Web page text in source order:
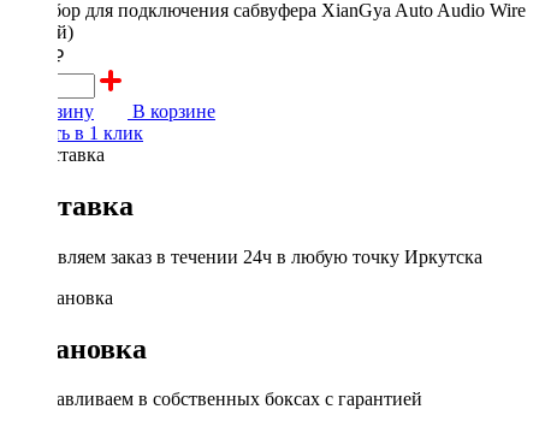
1000 ₽
В корзину
В корзине
Купить в 1 клик
Доставка
Доставляем заказ в течении 24ч в любую точку Иркутска
Установка
Устанавливаем в собственных боксах с гарантией